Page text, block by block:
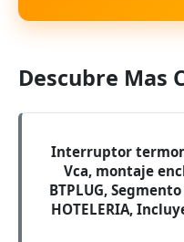
Descubre Mas
Interruptor
Vca, montaje
BTPLUG, Segmento
HOTELERIA,